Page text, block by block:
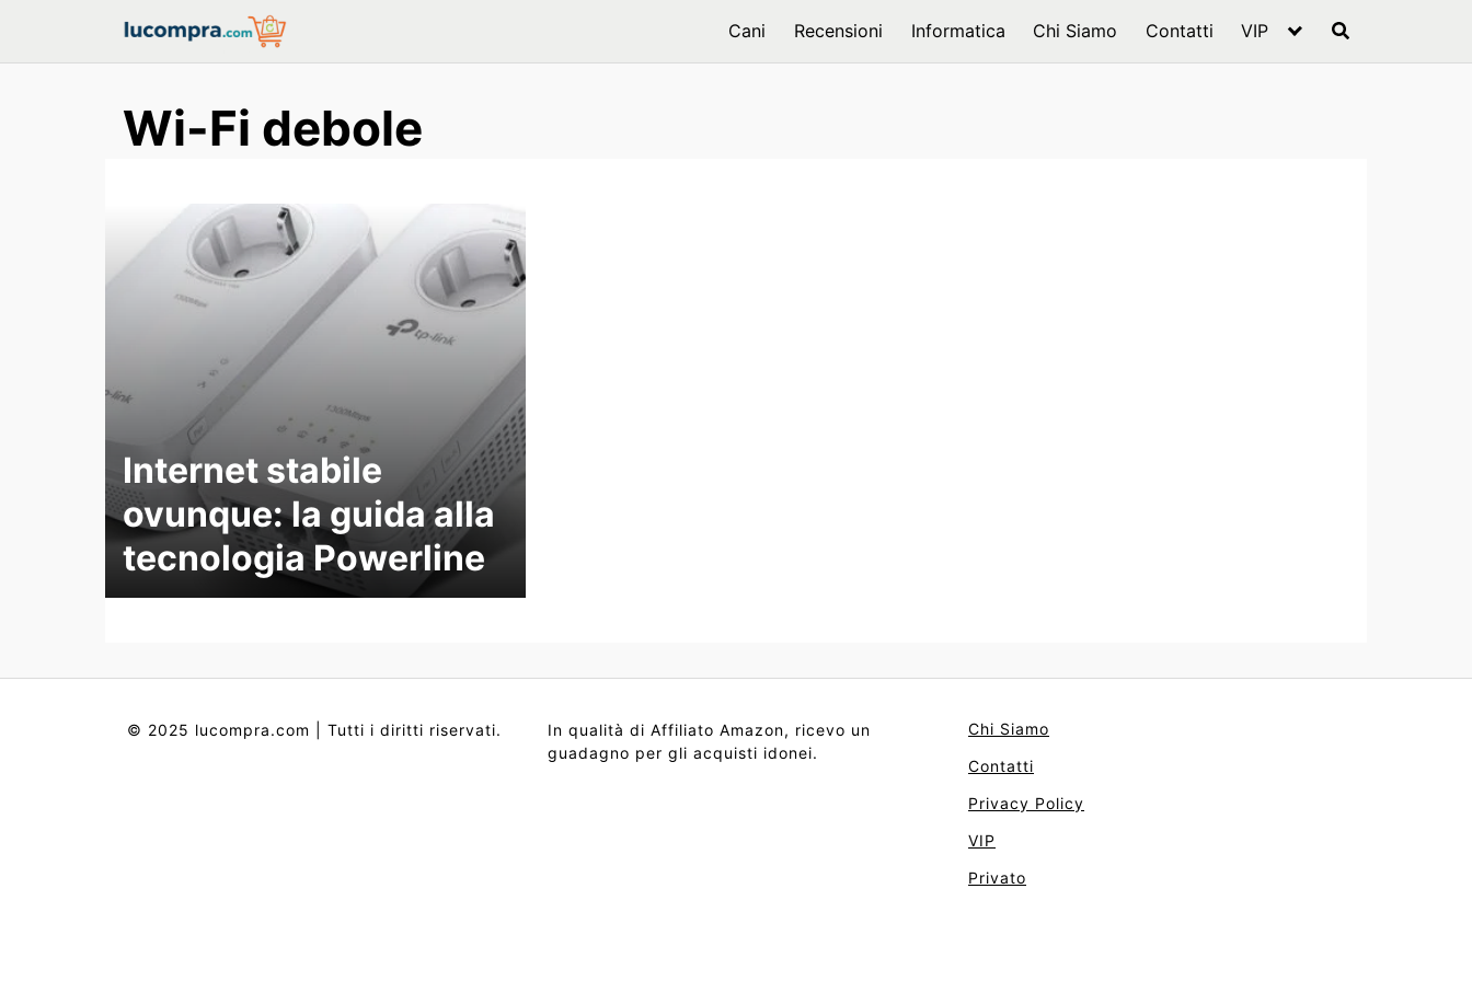
content
Cani Recensioni Informatica Chi Siamo Contatti VIP
Wi-Fi debole
Internet stabile
ovunque: la guida alla
tecnologia Powerline
© 2025 lucompra.com | Tutti i diritti riservati.
In qualità di Affiliato Amazon, ricevo un
guadagno per gli acquisti idonei.
Chi Siamo
Contatti
Privacy Policy
VIP
Privato